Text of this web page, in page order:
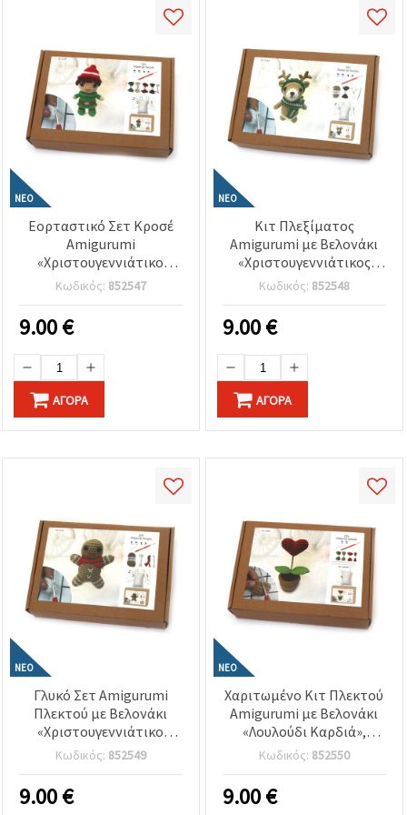
ΝΈΟ
Εορταστικό Σετ Κροσέ
Amigurumi
«Χριστουγεννιάτικο
Ξωτικό», 60×45×50 mm,
GZ2139 – Χαρούμενο και
Δημιουργικό Project
Πλεξίματος με Βελονάκι,
Ιδανικό για
Χριστουγεννιάτικα Δώρα
Διακόσμηση
Χριστουγέννων
Κωδικός: 852547
9.00€
ΑΓΟΡΆ
ΝΈΟ
Κιτ Πλεξίματος
Amigurumi με Βελονάκι
«Χριστουγεννιάτικος
Τάρανδος», 60×45×50
mm, GZ2140 – Ζεστό και
Χαρούμενο Crochet
Project, Ιδανικό για
Χριστουγεννιάτικα Δώρα
& Χειμερινή Διακόσμηση
Κωδικός: 852548
9.00€
ΑΓΟΡΆ
ΝΈΟ
Γλυκό Σετ Amigurumi
Πλεκτού με Βελονάκι
«Χριστουγεννιάτικο
Μπισκότο», 60×45×50
mm, GZ2141 –
Διασκεδαστικό &
Γιορτινό DIY Project,
Κωδικός: 852549
9.00€
ΝΈΟ
Χαριτωμένο Κιτ Πλεκτού
Amigurumi με Βελονάκι
«Λουλούδι Καρδιά»,
60×45×50 mm, GZ2024 –
Γλυκό & Δημιουργικό
Έργο Crochet, Ιδανικό για
Χειροποίητα Δώρα και
Κωδικός: 852550
9.00€